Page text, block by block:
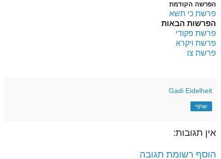
הפרשה הקודמת
פרשת כי תשא
הפרשות הבאות
פרשת פקודי
פרשת ויקרא
פרשת צו
Gadi Eidelheit
שתף
אין תגובות:
הוסף רשומת תגובה